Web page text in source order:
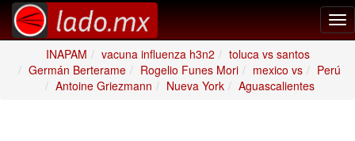
INAPAM
vacuna influenza h3n2
toluca vs santos
Germán Berterame
Rogelio Funes Mori mexico vs
Perú
Antoine Griezmann
Nueva York Aguascalientes